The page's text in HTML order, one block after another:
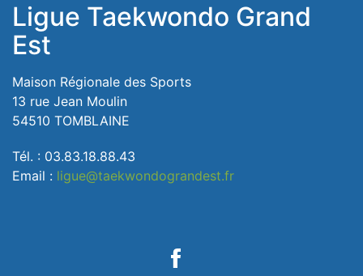
Ligue Taekwondo Grand
Est
Maison Régionale des Sports
13 rue Jean Moulin
54510 TOMBLAINE
Tél. : 03.83.18.88.43
Email : ligue@taekwondograndest.fr